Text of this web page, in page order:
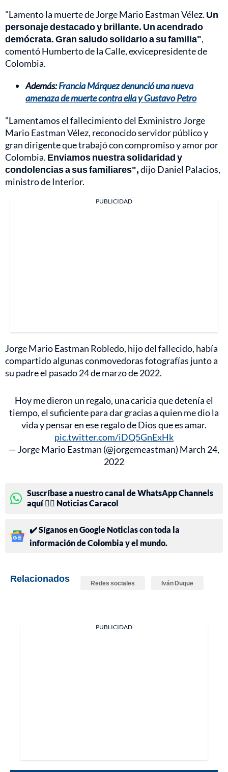
"Lamento la muerte de Jorge Mario Eastman Vélez. Un
personaje destacado y brillante. Un acendrado
demócrata. Gran saludo solidario a su familia",
comentó Humberto de la Calle, exvicepresidente de
Colombia.
Además:Francia Márquez denunció una nueva
amenaza de muerte contra ella y Gustavo Petro
"Lamentamos el fallecimiento del Exministro Jorge
Mario Eastman Vélez, reconocido servidor público y
gran dirigente que trabajó con compromiso y amor por
Colombia. Enviamos nuestra solidaridad y
condolencias a sus familiares",dijo Daniel Palacios,
ministro de Interior.
PUBLICIDAD
Jorge Mario Eastman Robledo, hijo del fallecido, había
compartido algunas conmovedoras fotografías junto a
su padre el pasado 24 de marzo de 2022.
Hoy me dieron un regalo, una caricia que detenía el
tiempo, el suficiente para dar gracias a quien me dio la
vida y pensar en ese regalo de Dios que es amar.
pic.twitter.com/iDQ5GnExHk
— Jorge Mario Eastman (@jorgemeastman) March 24,
2022
Suscríbase a nuestro canal de WhatsApp Channels
aquí 👉🏻 Noticias Caracol
✔️ Síganos en Google Noticias con toda la
información de Colombia y el mundo.
Relacionados Redes sociales Iván Duque
PUBLICIDAD